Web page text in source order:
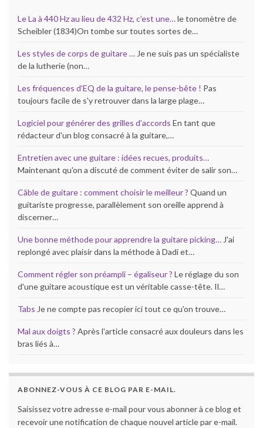
Le La à 440 Hz au lieu de 432 Hz, c’est une…le tonomètre de
Scheibler (1834)On tombe sur toutes sortes de…
Les styles de corps de guitare … Je ne suis pas un spécialiste
de la lutherie (non…
Les fréquences d’EQ de la guitare, le pense-bête ! Pas
toujours facile de s'y retrouver dans la large plage…
Logiciel pour générer des grilles d’accords En tant que
rédacteur d'un blog consacré à la guitare,…
Entretien avec une guitare : idées recues, produits…
Maintenant qu'on a discuté de comment éviter de salir son…
Câble de guitare : comment choisir le meilleur ? Quand un
guitariste progresse, parallèlement son oreille apprend à
discerner…
Une bonne méthode pour apprendre la guitare picking… J'ai
replongé avec plaisir dans la méthode à Dadi et…
Comment régler son préampli – égaliseur ? Le réglage du son
d'une guitare acoustique est un véritable casse-tête. Il…
Tabs Je ne compte pas recopier ici tout ce qu'on trouve…
Mal aux doigts ? Après l'article consacré aux douleurs dans les
bras liés à…
ABONNEZ-VOUS À CE BLOG PAR E-MAIL.
Saisissez votre adresse e-mail pour vous abonner à ce blog et
recevoir une notification de chaque nouvel article par e-mail.